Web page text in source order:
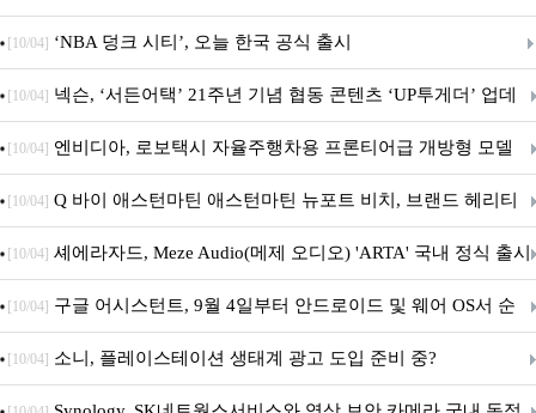
춘 초저전력 블루투스 LE SoC ‘BG2B’ 공개
[10/04] ‘NBA 덩크 시티’, 오늘 한국 공식 출시
[10/04] 넥슨, ‘서든어택’ 21주년 기념 협동 콘텐츠 ‘UP투게더’ 업데
이트
[10/04] 엔비디아, 로보택시 자율주행차용 프론티어급 개방형 모델
‘알파마요 2 슈퍼’ 상업적 이용 가능
[10/04] Q 바이 애스턴마틴 애스턴마틴 뉴포트 비치, 브랜드 헤리티
지 담은 ‘헤리티지 에디션 컬렉션’ 공개
[10/04] 셰에라자드, Meze Audio(메제 오디오) 'ARTA' 국내 정식 출시
[10/04] 구글 어시스턴트, 9월 4일부터 안드로이드 및 웨어 OS서 순
차 서비스 종료
[10/04] 소니, 플레이스테이션 생태계 광고 도입 준비 중?